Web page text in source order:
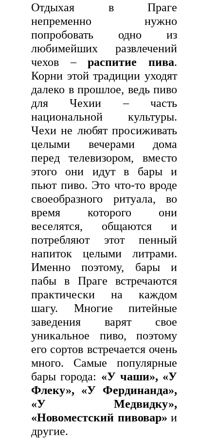
Отдыхая в Праге
непременно нужно
попробовать одно из
любимейших развлечений
чехов –распитие пива.
Корни этой традиции уходят
далеко в прошлое, ведь пиво
для Чехии – часть
национальной культуры.
Чехи не любят просиживать
целыми вечерами дома
перед телевизором, вместо
этого они идут в бары и
пьют пиво. Это что-то вроде
своеобразного ритуала, во
время которого они
веселятся, общаются и
потребляют этот пенный
напиток целыми литрами.
Именно поэтому, бары и
пабы в Праге встречаются
практически на каждом
шагу. Многие питейные
заведения варят свое
уникальное пиво, поэтому
его сортов встречается очень
много. Самые популярные
бары города: «У чаши», «У
Флеку», «У Фердинанда»,
«У Медвидку»,
«Новоместский пивовар» и
другие.